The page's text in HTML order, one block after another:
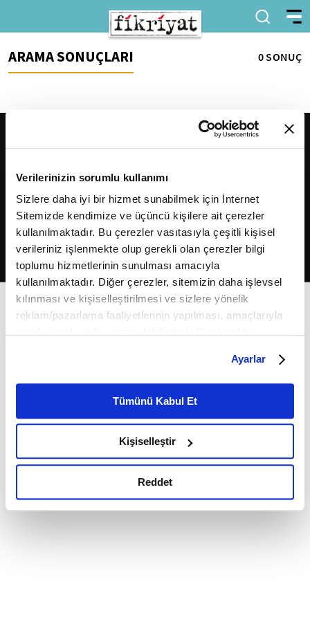
Verilerinizin sorumlu kullanımı
Sizlere daha iyi bir hizmet sunabilmek için İnternet
Sitemizde kendimize ve üçüncü kişilere ait çerezler
kullanılmaktadır. Bu çerezler vasıtasıyla çeşitli kişisel
verileriniz işlenmekte olup gerekli olan çerezler bilgi
toplumu hizmetlerinin sunulması amacıyla
kullanılmaktadır. Diğer çerezler, sitemizin daha işlevsel
kılınması ve kişiselleştirilmesi ve sizlere yönelik
reklam/pazarlama faaliyetlerinin yapılması, amaçlarıyla
belirleyebilirsiniz. Çerezlere ilişkin detaylı bilgi için
Ayarlar butonuna tıklayabilir,Çerez Bilgilendirme
Metnimizi ziyaret edebilirsiniz.
6698 sayılı Kişisel Verilerin Korunması Kanunu uyarınca
okumak ve sitemizi ziyaretiniz kapsamında
gerçekleştirilen veri işleme faaliyetleri ile ilgili daha
detaylı bilgi almak için lütfentıklayınız.
Ayarlar
Tümünü Kabul Et
Kişiselleştir
Reddet
ARAMA SONUÇLARI 0 SONUÇ
2026Fikriyat. Tüm hakları saklıdır.